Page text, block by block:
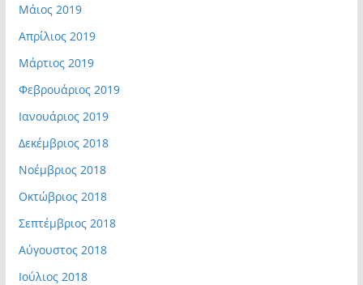
Μάιος 2019
Απρίλιος 2019
Μάρτιος 2019
Φεβρουάριος 2019
Ιανουάριος 2019
Δεκέμβριος 2018
Νοέμβριος 2018
Οκτώβριος 2018
Σεπτέμβριος 2018
Αύγουστος 2018
Ιούλιος 2018